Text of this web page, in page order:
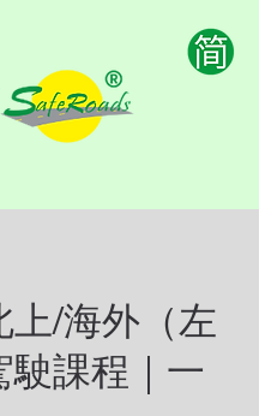
上/海外（左
駛課程｜一